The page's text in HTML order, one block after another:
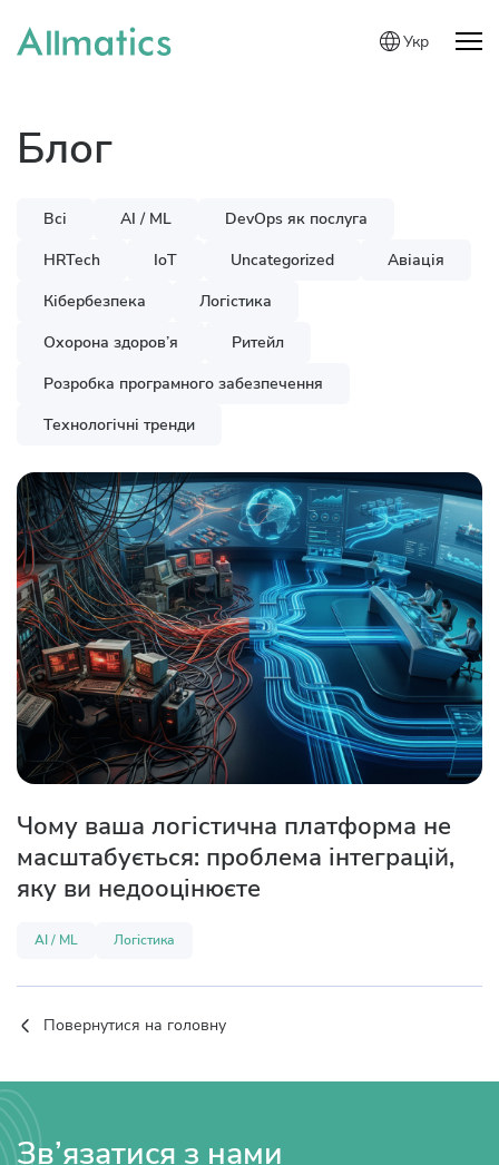
Укр
Блог
Всі AI / ML
DevOps як послуга
HRTech
IoT Uncategorized
Авіація
Кібербезпека
Логістика
Охорона здоров’я
Ритейл
Розробка програмного забезпечення
Технологічні тренди
Чому ваша логістична платформа не
масштабується: проблема інтеграцій,
яку ви недооцінюєте
AI / ML Логістика
Повернутися на головну
Зв’язатися з нами